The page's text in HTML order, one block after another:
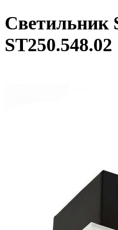
Светильник
ST250.548.02